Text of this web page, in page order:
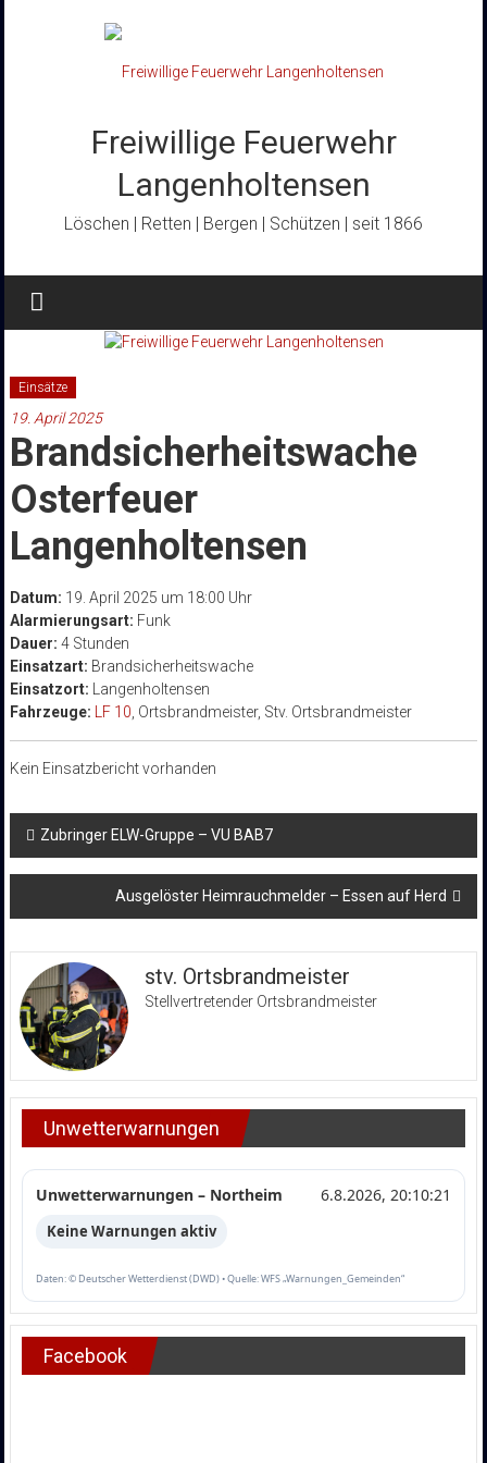
Freiwillige Feuerwehr
Langenholtensen
Löschen | Retten | Bergen | Schützen | seit 1866
Einsätze
19. April 2025
Brandsicherheitswache
Osterfeuer
Langenholtensen
Datum: 19. April 2025 um 18:00 Uhr
Alarmierungsart: Funk
Dauer: 4 Stunden
Einsatzart: Brandsicherheitswache
Einsatzort: Langenholtensen
Fahrzeuge:
LF 10 , Ortsbrandmeister, Stv. Ortsbrandmeister
Kein Einsatzbericht vorhanden
Beitragsnavigation
Zubringer ELW-Gruppe – VU BAB7
Ausgelöster Heimrauchmelder – Essen auf Herd
stv. Ortsbrandmeister
Stellvertretender Ortsbrandmeister
Unwetterwarnungen
Unwetterwarnungen – Northeim 6.8.2026, 20:10:21
Keine Warnungen aktiv
Daten: © Deutscher Wetterdienst (DWD) • Quelle: WFS „Warnungen_Gemeinden“
Facebook